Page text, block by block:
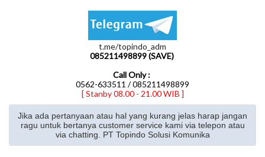
t.me/topindo_adm
085211498899 (SAVE)
Call Only :
0562-633511 / 085211498899
[ Stanby 08.00 - 21.00 WIB ]
Jika ada pertanyaan atau hal yang kurang jelas harap jangan
ragu untuk bertanya customer service kami via telepon atau
via chatting. PT Topindo Solusi Komunika